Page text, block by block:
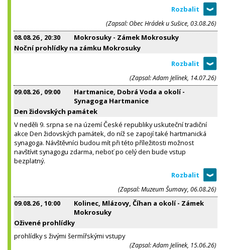
(Zapsal: Obec Hrádek u Sušice, 03.08.26)
08.08.26, 20:30
Mokrosuky - Zámek Mokrosuky
Noční prohlídky na zámku Mokrosuky
(Zapsal: Adam Jelínek, 14.07.26)
09.08.26, 09:00
Hartmanice, Dobrá Voda a okolí -
Synagoga Hartmanice
Den židovských památek
V neděli 9. srpna se na území České republiky uskuteční tradiční
akce Den židovských památek, do níž se zapojí také hartmanická
synagoga. Návštěvníci budou mít při této příležitosti možnost
navštívit synagogu zdarma, neboť po celý den bude vstup
bezplatný.
(Zapsal: Muzeum Šumavy, 06.08.26)
09.08.26, 10:00
Kolinec, Mlázovy, Číhan a okolí - Zámek
Mokrosuky
Oživené prohlídky
prohlídky s živými šermířskými vstupy
(Zapsal: Adam Jelínek, 15.06.26)